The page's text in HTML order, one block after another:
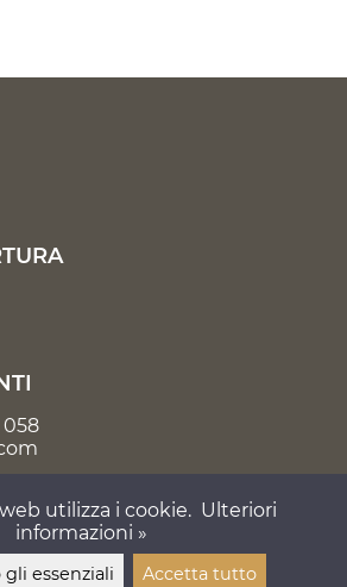
058
utilizza i cookie. Ulteriori
informazioni »
essenziali Accetta tutto